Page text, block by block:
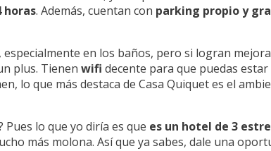
horas. Además, cuentan con parking propio y
en los baños, pero si logran
plus. Tienen wifi decente para que puedas
lo que más destaca de Casa Quiquet es el
lo que yo diría es que es un hotel de 3
más molona. Así que ya sabes, dale una